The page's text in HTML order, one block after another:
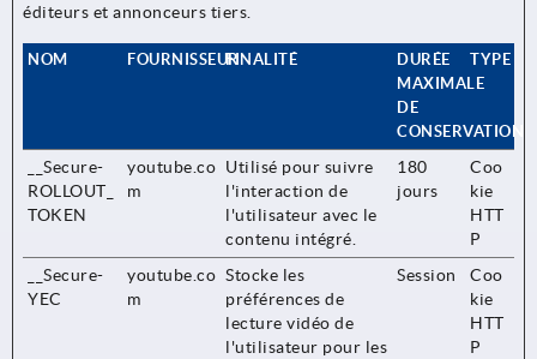
éditeurs et annonceurs tiers.
NOM FOURNISSEURFINALITÉ
DURÉE
MAXIMALE
DE
CONSERVATION
TYPE
__Secure-
ROLLOUT_
TOKEN
youtube.co
m
Utilisé pour suivre
l'interaction de
l'utilisateur avec le
contenu intégré.
180
jours
Coo
kie
HTT
P
__Secure-
YEC
youtube.co
m
Stocke les
préférences de
lecture vidéo de
l'utilisateur pour les
Session
Coo
kie
HTT
P